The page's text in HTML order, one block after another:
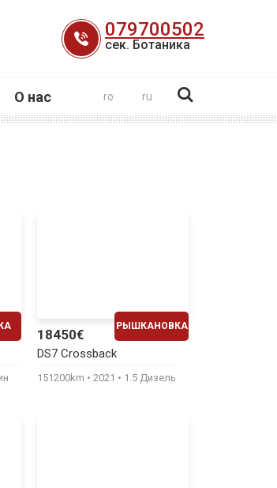
079700502
сек. Ботаника
О нас ro ru
РЫШКАНОВКА
18450€
DS7 Crossback
151200km 2021 1.5 Дизель